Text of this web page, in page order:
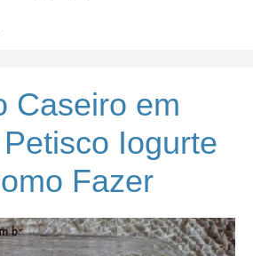
Caseiro em
Iogurte
Fazer